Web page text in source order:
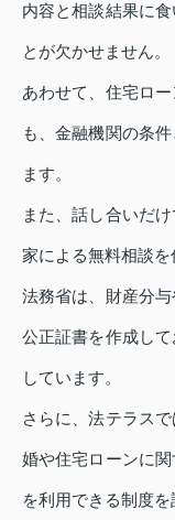
内容と相談結果に
とが欠かせません。
あわせて、住宅ロ
も、金融機関の条
ます。
また、話し合いだ
家による無料相談を
法務省は、財産分与
公正証書を作成し
しています。
さらに、法テラス
婚や住宅ローンに
を利用できる制度を